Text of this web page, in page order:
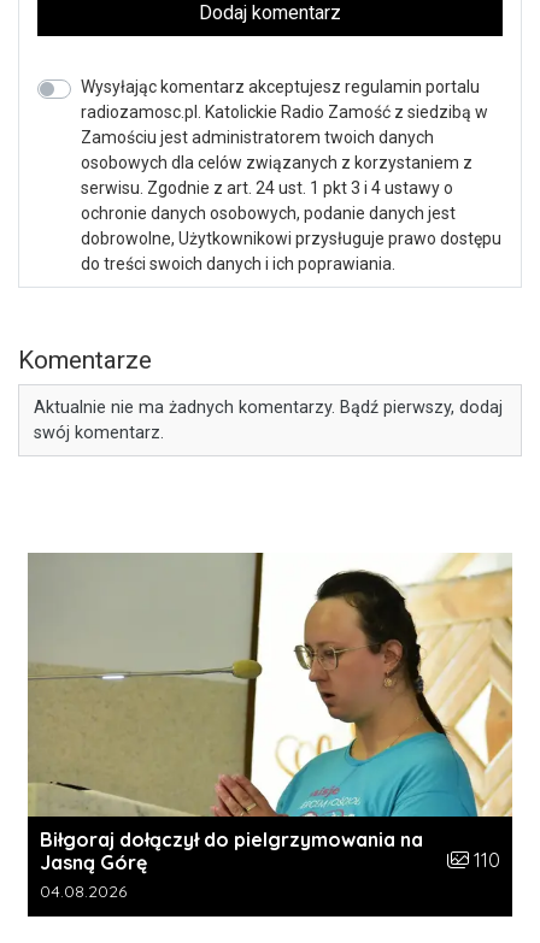
Dodaj komentarz
Wysyłając komentarz akceptujesz regulamin portalu
radiozamosc.pl. Katolickie Radio Zamość z siedzibą w
Zamościu jest administratorem twoich danych
osobowych dla celów związanych z korzystaniem z
serwisu. Zgodnie z art. 24 ust. 1 pkt 3 i 4 ustawy o
ochronie danych osobowych, podanie danych jest
dobrowolne, Użytkownikowi przysługuje prawo dostępu
do treści swoich danych i ich poprawiania.
Komentarze
Aktualnie nie ma żadnych komentarzy. Bądź pierwszy, dodaj
swój komentarz.
Biłgoraj dołączył do pielgrzymowania na
Jasną Górę
Liczba
110
Data dodania galerii:
04.08.2026